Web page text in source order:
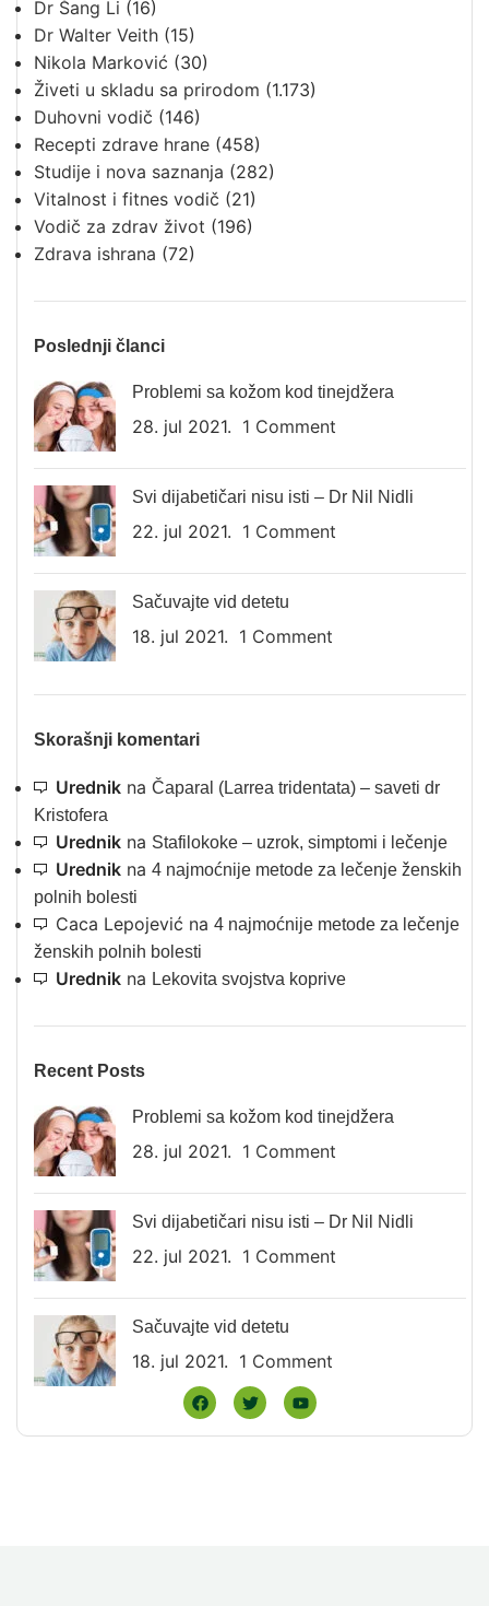
Dr Šang Li (16)
Dr Walter Veith (15)
Nikola Marković (30)
Živeti u skladu sa prirodom (1.173)
Duhovni vodič (146)
Recepti zdrave hrane (458)
Studije i nova saznanja (282)
Vitalnost i fitnes vodič (21)
Vodič za zdrav život (196)
Zdrava ishrana (72)
Poslednji članci
Problemi sa kožom kod tinejdžera
28. jul 2021. 1 Comment
Svi dijabetičari nisu isti – Dr Nil Nidli
22. jul 2021. 1 Comment
Sačuvajte vid detetu
18. jul 2021. 1 Comment
Skorašnji komentari
Urednik na Čaparal (Larrea tridentata) – saveti dr
Kristofera
Urednik na Stafilokoke – uzrok, simptomi i lečenje
Urednik na 4 najmoćnije metode za lečenje ženskih
polnih bolesti
Caca Lepojević na 4 najmoćnije metode za lečenje
ženskih polnih bolesti
Urednik na Lekovita svojstva koprive
Recent Posts
Problemi sa kožom kod tinejdžera
28. jul 2021. 1 Comment
Svi dijabetičari nisu isti – Dr Nil Nidli
22. jul 2021. 1 Comment
Sačuvajte vid detetu
18. jul 2021. 1 Comment